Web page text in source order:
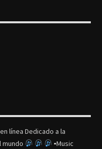
línea Dedicado a la
mundo
▪Music